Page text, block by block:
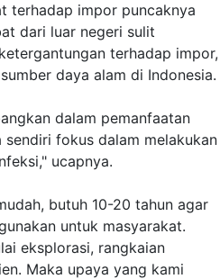
terhadap impor puncaknya
dari luar negeri sulit
terhadap impor,
daya alam di Indonesia.
dalam pemanfaatan
fokus dalam melakukan
ucapnya.
butuh 10-20 tahun agar
untuk masyarakat.
eksplorasi, rangkaian
Maka upaya yang kami